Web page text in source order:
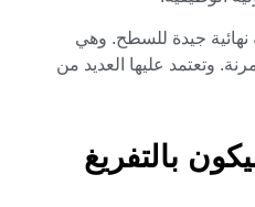
نهائية جيدة للسطح. وهي
وتعتمد عليها العديد من
بالتفريغ